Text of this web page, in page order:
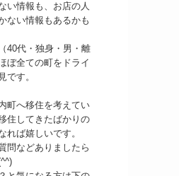
い情報も、お店の人
ない情報もあるかも
40代・独身・男・離
ぼ全ての町をドライ
です。
町へ移住を考えてい
住してきたばかりの
れば嬉しいです。
問などありましたら